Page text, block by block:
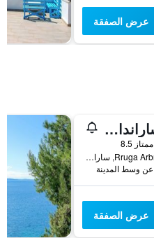
عرض الصفقة
هوتل ساراندا بالاس
ممتاز 8.5
Rruga Arbrit, Lagjia 4, ساراند, ألبانيا
عرض الصفقة